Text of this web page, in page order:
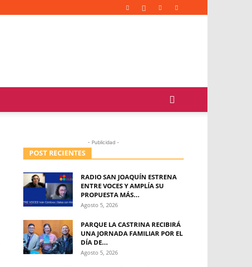
- Publicidad -
POST RECIENTES
RADIO SAN JOAQUÍN ESTRENA
ENTRE VOCES Y AMPLÍA SU
PROPUESTA MÁS...
Agosto 5, 2026
PARQUE LA CASTRINA RECIBIRÁ
UNA JORNADA FAMILIAR POR EL
DÍA DE...
Agosto 5, 2026